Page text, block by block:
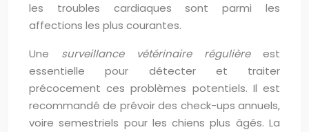
les troubles cardiaques sont parmi les
affections les plus courantes.
Une surveillance vétérinaire régulièreest
essentielle pour détecter et traiter
précocement ces problèmes potentiels. Il est
recommandé de prévoir des check-ups annuels,
voire semestriels pour les chiens plus âgés. La